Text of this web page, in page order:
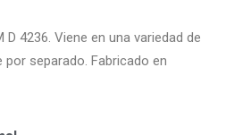
4236. Viene en una variedad de
separado. Fabricado en